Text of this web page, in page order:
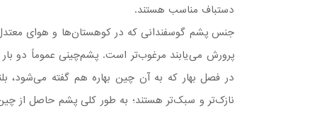
دستباف مناسب هستند.
جنس پشم گوسفندانی كه در كوهستان‌ها و هوای
پرورش می‌یابند مرغوب‌تر است. پشم‌چینی عموماً دو
در فصل بهار که به آن چین بهاره هم گفته می‌شود،
نازک‌تر و سبک‌تر هستند؛ به طور کلی پشم حاصل از